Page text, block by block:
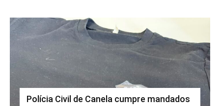
Polícia Civil de Canela cumpre mandados